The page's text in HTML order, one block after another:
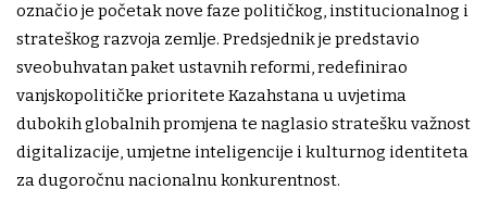
označio je početak nove faze političkog, institucionalnog i
strateškog razvoja zemlje. Predsjednik je predstavio
sveobuhvatan paket ustavnih reformi, redefinirao
vanjskopolitičke prioritete Kazahstana u uvjetima
dubokih globalnih promjena te naglasio stratešku važnost
digitalizacije, umjetne inteligencije i kulturnog identiteta
za dugoročnu nacionalnu konkurentnost.